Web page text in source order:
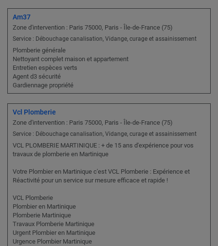
Am37
Zone d'intervention : Paris 75000, Paris - Île-de-France (75)
Service : Débouchage canalisation, Vidange, curage et assainissement
Plomberie générale
Nettoyant complet maison et appartement
Entretien espèces verts
Agent d3 sécurité
Gardiennage propriété
Vcl Plomberie
Zone d'intervention : Paris 75000, Paris - Île-de-France (75)
Service : Débouchage canalisation, Vidange, curage et assainissement
VCL PLOMBERIE MARTINIQUE : + de 15 ans d'expérience pour vos
travaux de plomberie en Martinique
Votre Plombier en Martinique c'est VCL Plomberie : Expérience et
Réactivité pour un service sur mesure efficace et rapide !
VCL Plomberie
Plombier en Martinique
Plomberie Martinique
Travaux Plomberie Martinique
Urgent Plombier en Martinique
Urgence Plombier Martinique